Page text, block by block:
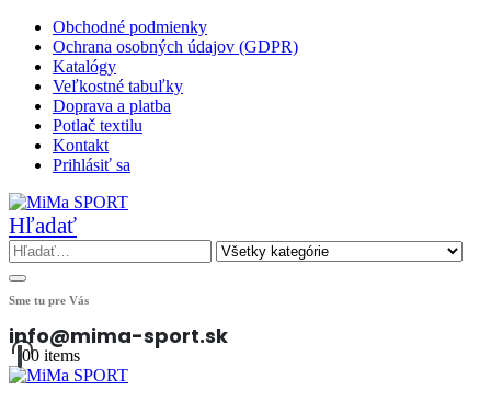
Obchodné podmienky
Ochrana osobných údajov (GDPR)
Katalógy
Veľkostné tabuľky
Doprava a platba
Potlač textilu
Kontakt
Prihlásiť sa
Hľadať
Sme tu pre Vás
info@mima-sport.sk
00 items